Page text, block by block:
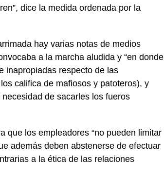
dice la medida ordenada por la
hay varias notas de medios
a la marcha aludida y “en donde
inapropiadas respecto de las
califica de mafiosos y patoteros), y
de sacarles los fueros
que los empleadores “no pueden limitar
además deben abstenerse de efectuar
a la ética de las relaciones